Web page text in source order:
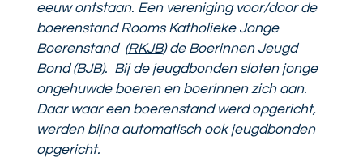
eeuw ontstaan. Een vereniging voor/door de
boerenstand Rooms Katholieke Jonge
Boerenstand (RKJB) de Boerinnen Jeugd
Bond (BJB). Bij de jeugdbonden sloten jonge
ongehuwde boeren en boerinnen zich aan.
Daar waar een boerenstand werd opgericht,
werden bijna automatisch ook jeugdbonden
opgericht.